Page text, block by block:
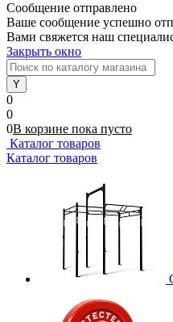
Сообщение отправлено
Ваше сообщение успешно
Вами свяжется наш
Закрыть окно
0
0
0В корзине пока пусто
Каталог товаров
Каталог товаров